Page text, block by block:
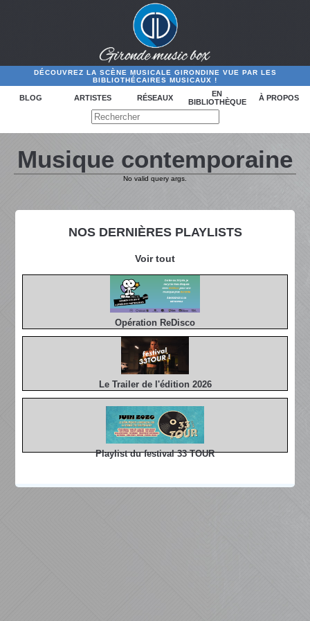
DÉCOUVREZ LA SCÈNE MUSICALE GIRONDINE VUE PAR LES
BIBLIOTHÉCAIRES MUSICAUX !
BLOG ARTISTES RÉSEAUX
EN
BIBLIOTHÈQUE
À PROPOS
NOS DERNIÈRES PLAYLISTS
Voir tout
Opération ReDisco
Le Trailer de l'édition 2026
Playlist du festival 33 TOUR
Musique contemporaine
No valid query args.